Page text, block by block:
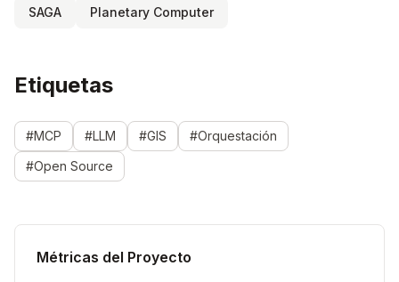
SAGA Planetary Computer
Etiquetas
#MCP #LLM #GIS
#Orquestación
#Open Source
Métricas del Proyecto